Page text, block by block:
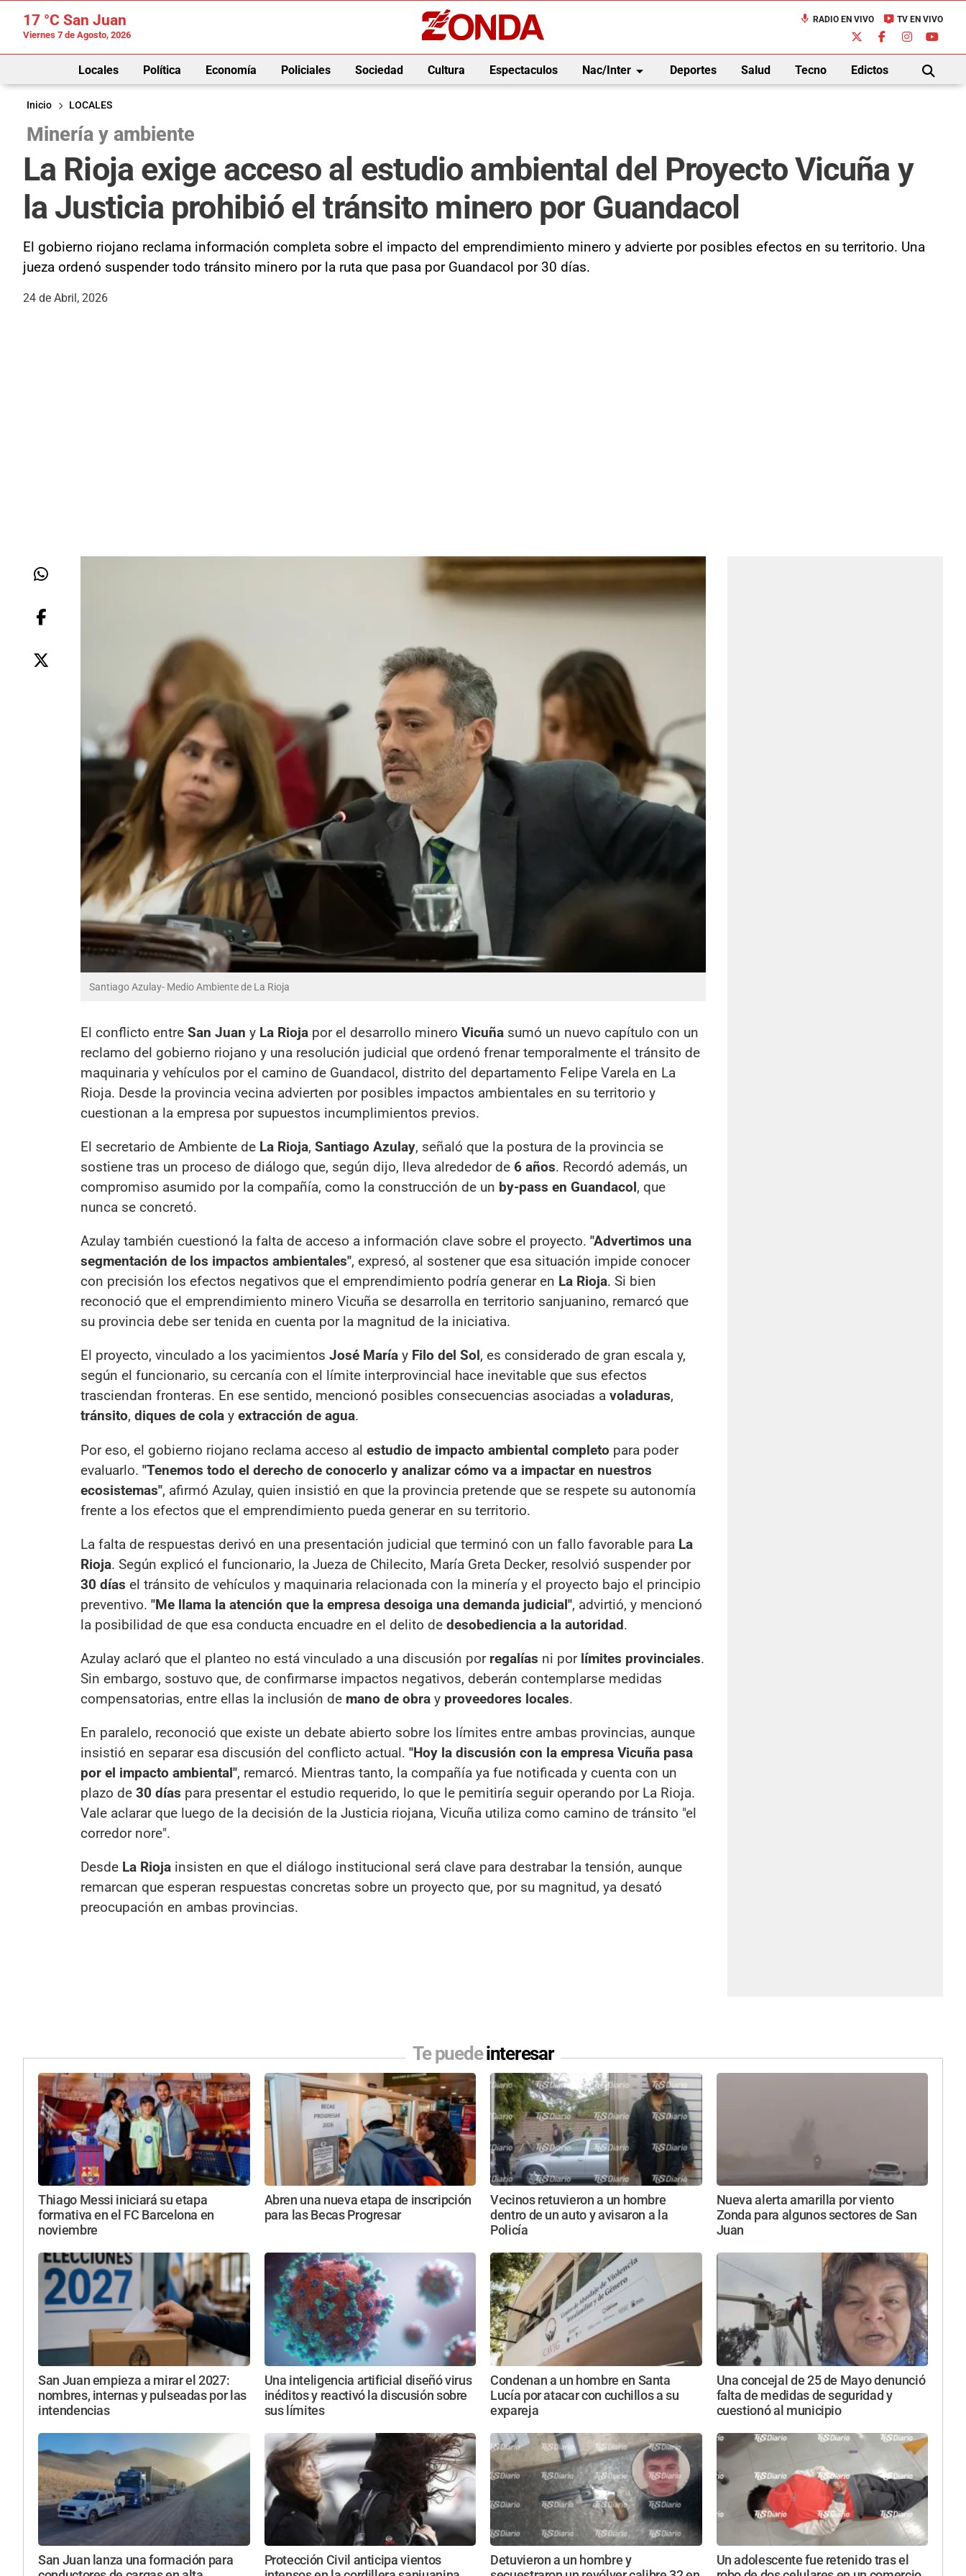
17 °C San Juan
Viernes 7 de Agosto, 2026
mic RADIO EN VIVO live_tv TV EN VIVO
Locales Política Economía Policiales Sociedad Cultura Espectaculos Nac/Interarrow_drop_down Deportes Salud Tecno Edictos
BUSCAR
Inicio
LOCALES
Minería y ambiente
La Rioja exige acceso al estudio ambiental del Proyecto Vicuña y
la Justicia prohibió el tránsito minero por Guandacol
El gobierno riojano reclama información completa sobre el impacto del emprendimiento minero y advierte por posibles efectos en su territorio. Una
jueza ordenó suspender todo tránsito minero por la ruta que pasa por Guandacol por 30 días.
24 de Abril, 2026
Santiago Azulay- Medio Ambiente de La Rioja
El conflicto entre San Juan y La Rioja por el desarrollo minero Vicuña sumó un nuevo capítulo con un
reclamo del gobierno riojano y una resolución judicial que ordenó frenar temporalmente el tránsito de
maquinaria y vehículos por el camino de Guandacol, distrito del departamento Felipe Varela en La
Rioja. Desde la provincia vecina advierten por posibles impactos ambientales en su territorio y
cuestionan a la empresa por supuestos incumplimientos previos.
El secretario de Ambiente de La Rioja, Santiago Azulay, señaló que la postura de la provincia se
sostiene tras un proceso de diálogo que, según dijo, lleva alrededor de 6 años. Recordó además, un
compromiso asumido por la compañía, como la construcción de un by-pass en Guandacol, que
nunca se concretó.
Azulay también cuestionó la falta de acceso a información clave sobre el proyecto. "Advertimos una
segmentación de los impactos ambientales", expresó, al sostener que esa situación impide conocer
con precisión los efectos negativos que el emprendimiento podría generar en La Rioja. Si bien
reconoció que el emprendimiento minero Vicuña se desarrolla en territorio sanjuanino, remarcó que
su provincia debe ser tenida en cuenta por la magnitud de la iniciativa.
El proyecto, vinculado a los yacimientos José María y Filo del Sol, es considerado de gran escala y,
según el funcionario, su cercanía con el límite interprovincial hace inevitable que sus efectos
trasciendan fronteras. En ese sentido, mencionó posibles consecuencias asociadas a voladuras,
tránsito, diques de cola y extracción de agua.
Por eso, el gobierno riojano reclama acceso al estudio de impacto ambiental completo para poder
evaluarlo. "Tenemos todo el derecho de conocerlo y analizar cómo va a impactar en nuestros
ecosistemas", afirmó Azulay, quien insistió en que la provincia pretende que se respete su autonomía
frente a los efectos que el emprendimiento pueda generar en su territorio.
La falta de respuestas derivó en una presentación judicial que terminó con un fallo favorable para La
Rioja. Según explicó el funcionario, la Jueza de Chilecito, María Greta Decker, resolvió suspender por
30 días el tránsito de vehículos y maquinaria relacionada con la minería y el proyecto bajo el principio
preventivo. "Me llama la atención que la empresa desoiga una demanda judicial", advirtió, y mencionó
la posibilidad de que esa conducta encuadre en el delito de desobediencia a la autoridad.
Azulay aclaró que el planteo no está vinculado a una discusión por regalías ni por límites provinciales.
Sin embargo, sostuvo que, de confirmarse impactos negativos, deberán contemplarse medidas
compensatorias, entre ellas la inclusión de mano de obra y proveedores locales.
En paralelo, reconoció que existe un debate abierto sobre los límites entre ambas provincias, aunque
insistió en separar esa discusión del conflicto actual. "Hoy la discusión con la empresa Vicuña pasa
por el impacto ambiental", remarcó. Mientras tanto, la compañía ya fue notificada y cuenta con un
plazo de 30 días para presentar el estudio requerido, lo que le pemitiría seguir operando por La Rioja.
Vale aclarar que luego de la decisión de la Justicia riojana, Vicuña utiliza como camino de tránsito "el
corredor nore".
Desde La Rioja insisten en que el diálogo institucional será clave para destrabar la tensión, aunque
remarcan que esperan respuestas concretas sobre un proyecto que, por su magnitud, ya desató
preocupación en ambas provincias.
Te puedeinteresar
Thiago Messi iniciará su etapa
formativa en el FC Barcelona en
noviembre
Abren una nueva etapa de inscripción
para las Becas Progresar
Vecinos retuvieron a un hombre
dentro de un auto y avisaron a la
Policía
Nueva alerta amarilla por viento
Zonda para algunos sectores de San
Juan
San Juan empieza a mirar el 2027:
nombres, internas y pulseadas por las
intendencias
Una inteligencia artificial diseñó virus
inéditos y reactivó la discusión sobre
sus límites
Condenan a un hombre en Santa
Lucía por atacar con cuchillos a su
expareja
Una concejal de 25 de Mayo denunció
falta de medidas de seguridad y
cuestionó al municipio
San Juan lanza una formación para
Protección Civil anticipa vientos
Detuvieron a un hombre y
Un adolescente fue retenido tras el